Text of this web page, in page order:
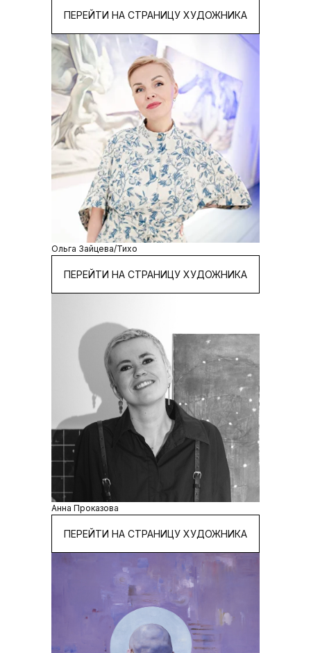
ПЕРЕЙТИ НА СТРАНИЦУ ХУДОЖНИКА
Ольга Зайцева/Тихо
ПЕРЕЙТИ НА СТРАНИЦУ ХУДОЖНИКА
Анна Проказова
ПЕРЕЙТИ НА СТРАНИЦУ ХУДОЖНИКА